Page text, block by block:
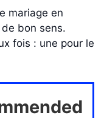
mariage en
bon sens.
fois : une pour le